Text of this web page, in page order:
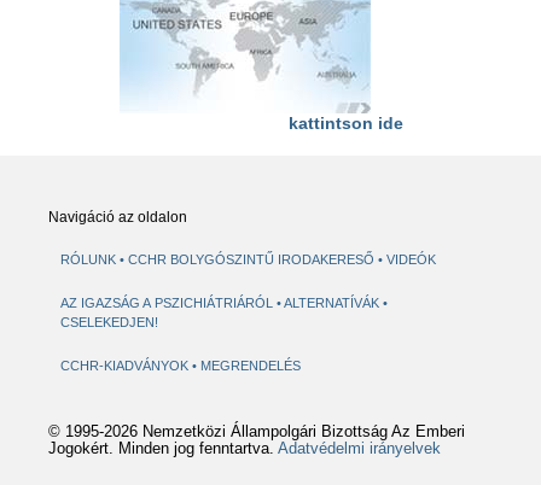
kattintson ide
Navigáció az oldalon
RÓLUNK CCHR BOLYGÓSZINTŰ IRODAKERESŐ VIDEÓK
AZ IGAZSÁG A PSZICHIÁTRIÁRÓL ALTERNATÍVÁK
CSELEKEDJEN!
CCHR-KIADVÁNYOK MEGRENDELÉS
© 1995-2026 Nemzetközi Állampolgári Bizottság Az Emberi
Jogokért. Minden jog fenntartva. Adatvédelmi irányelvek